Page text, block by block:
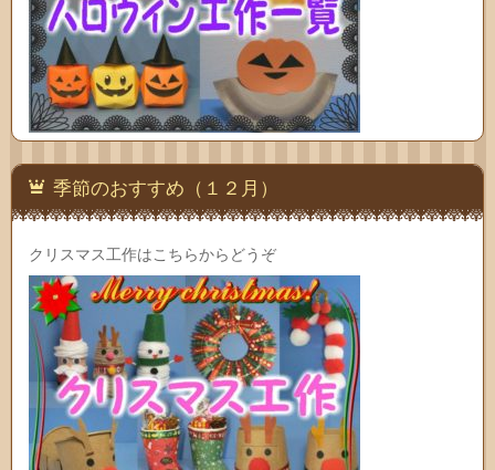
季節のおすすめ（１２月）
クリスマス工作はこちらからどうぞ